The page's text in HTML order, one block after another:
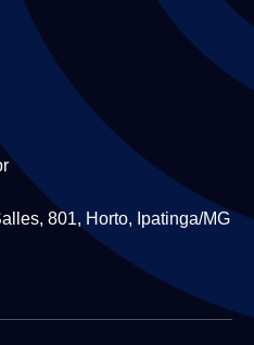
801, Horto, Ipatinga/MG